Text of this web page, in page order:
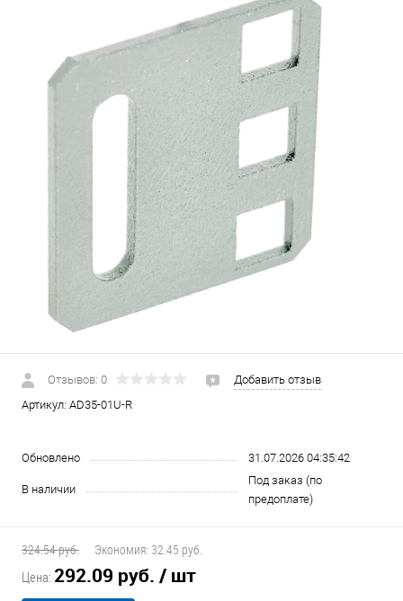
Отзывов: 0
Добавить отзыв
Артикул: AD35-01U-R
Обновлено 31.07.2026 04:35:42
В наличии
Под заказ (по
предоплате)
324.54 руб. Экономия: 32.45 руб.
Цена: 292.09 руб. / шт